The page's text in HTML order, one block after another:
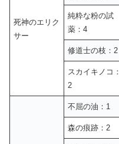
死神のエリク
サー
純粋な粉の試
薬：4
修道士の枝：2
スカイキノコ：
2
不屈の油：1
森の痕跡：2